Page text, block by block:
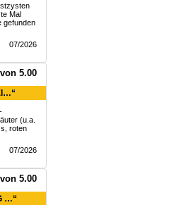
Mal
gefunden
07/2026
5.00
(u.a.
roten
07/2026
5.00
…“